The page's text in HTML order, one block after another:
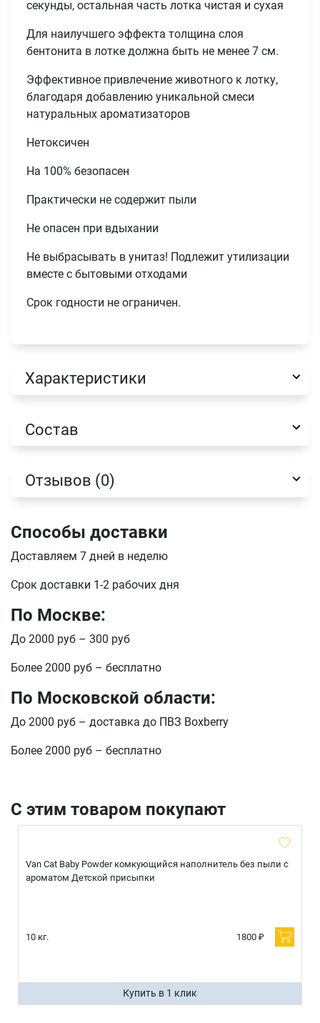
секунды, остальная часть лотка чистая и сухая
Для наилучшего эффекта толщина слоя
бентонита в лотке должна быть не менее 7 см.
Эффективное привлечение животного к лотку,
благодаря добавлению уникальной смеси
натуральных ароматизаторов
Нетоксичен
На 100% безопасен
Практически не содержит пыли
Не опасен при вдыхании
Не выбрасывать в унитаз! Подлежит утилизации
вместе с бытовыми отходами
Срок годности не ограничен.
Характеристики
Состав
Отзывов (0)
Способы доставки
Доставляем 7 дней в неделю
Срок доставки 1-2 рабочих дня
По Москве:
До 2000 руб – 300 руб
Более 2000 руб – бесплатно
По Московской области:
До 2000 руб – доставка до ПВЗ Boxberry
Более 2000 руб – бесплатно
С этим товаром покупают
Van Cat Baby Powder комкующийся наполнитель без пыли с
ароматом Детской присыпки
10 кг. 1800 ₽
Купить в 1 клик
Имя